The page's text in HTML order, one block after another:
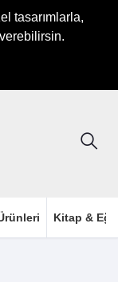
tasarımlarla,
Kitap &